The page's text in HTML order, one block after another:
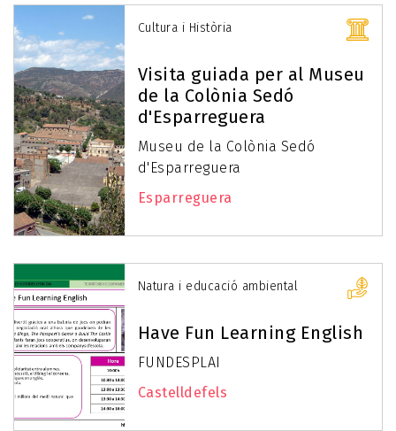
Cultura i Història
Visita guiada per al Museu
de la Colònia Sedó
d'Esparreguera
Museu de la Colònia Sedó
d'Esparreguera
Esparreguera
Natura i educació ambiental
Have Fun Learning English
FUNDESPLAI
Castelldefels